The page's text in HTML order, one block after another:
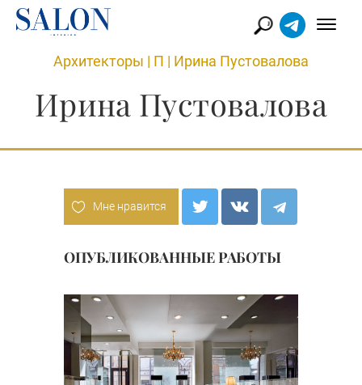
Архитекторы | П | Ирина Пустовалова
Ирина Пустовалова
Мне нравится
ОПУБЛИКОВАННЫЕ РАБОТЫ